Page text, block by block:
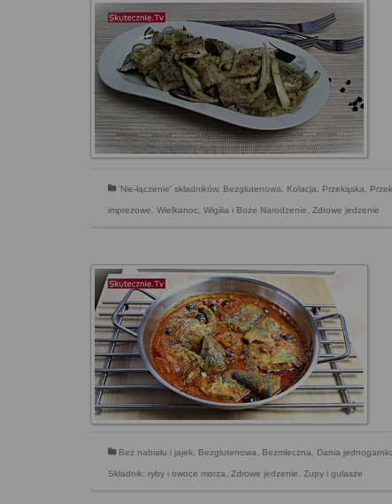
'Nie-łączenie' składników, Bezglutenowa, Kolacja, Przekąska,
imprezowe, Wielkanoc, Wigilia i Boże Narodzenie, Zdrowe jedzenie
Bez nabiału i jajek, Bezglutenowa, Bezmleczna, Dania
Składnik: ryby i owoce morza, Zdrowe jedzenie, Zupy i gulasze